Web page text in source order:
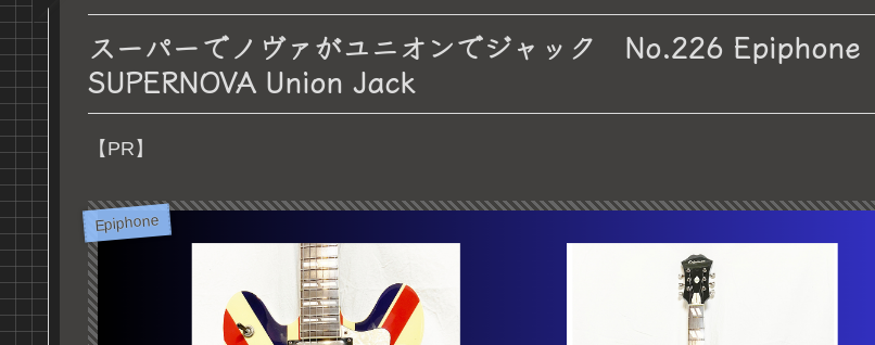
スーパーでノヴァがユニオンでジャック No.226 Epiphone
SUPERNOVA Union Jack
【PR】
Epiphone